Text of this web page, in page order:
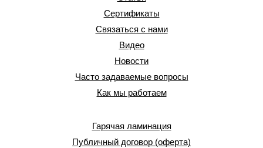
Сертификаты
Связаться с нами
Видео
Новости
Часто задаваемые вопросы
Как мы работаем
Гарячая ламинация
Публичный договор (оферта)